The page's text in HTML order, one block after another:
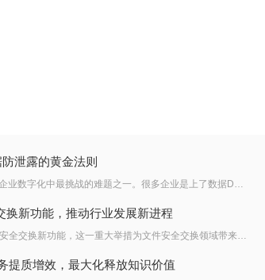
泄露的黄金法则
换新功能，推动行业发展新进程
近日，连用科技正式发布了 FSM5.2 文件安全交换新功能，这一重大举措为文件安全交换领域带来了全新的突破与变革，将对数据安全管理与高效传输产生深远影响。
提质增效，最大化释放知识价值